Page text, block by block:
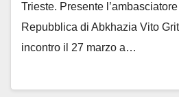
Trieste. Presente
Repubblica di Abkhazia Vito
incontro il 27 marzo a…